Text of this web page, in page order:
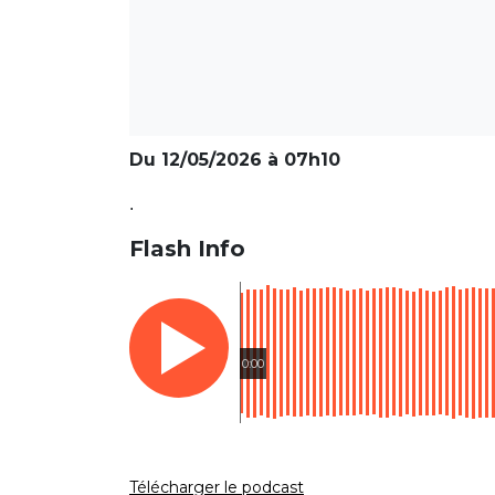
Du 12/05/2026 à 07h10
.
Flash Info
0:00
Télécharger le podcast